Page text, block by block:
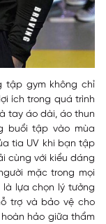
tập gym không chỉ
ích trong quá trình
tay áo dài, áo thun
buổi tập vào mùa
tia UV khi bạn tập
cùng với kiểu dáng
mặc trong mọi
lựa chọn lý tưởng
trợ và bảo vệ cho
hảo giữa thẩm